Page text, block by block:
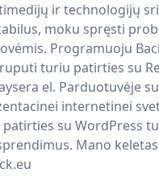
ir technologijų
moku spręsti
Programuoju
turiu patirties su
el. Parduotuvėje
internetinei
su WordPress
Mano